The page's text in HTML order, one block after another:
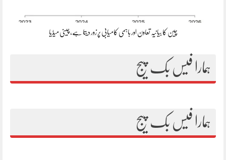
چین کا بیانیہ تعاون اور باہمی کامیابی پر زور دیتا ہے، چینی میڈیا
ہمارا فیس بک پیج
ہمارا فیس بک پیج